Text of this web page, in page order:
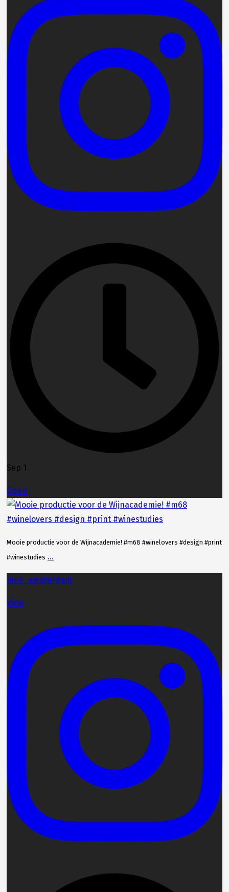
Sep 1
Open
Mooie productie voor de Wijnacademie! #m68 #winelovers #design #print
#winestudies ...
m68_amsterdam
View